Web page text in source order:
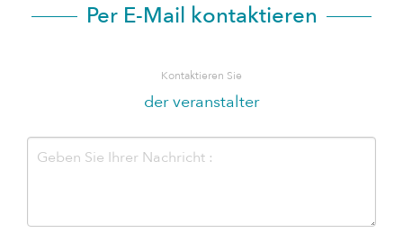
Per E-Mail kontaktieren
Kontaktieren Sie
der veranstalter